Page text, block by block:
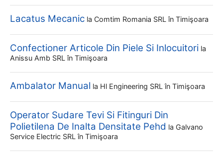
Lacatus Mecanic la Comtim Romania SRL în Timişoara
Confectioner Articole Din Piele Si Inlocuitori la
Anissu Amb SRL în Timişoara
Ambalator Manual la Hl Engineering SRL în Timişoara
Operator Sudare Tevi Si Fitinguri Din
Polietilena De Inalta Densitate Pehd la Galvano
Service Electric SRL în Timişoara